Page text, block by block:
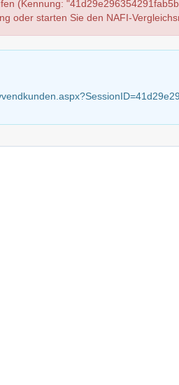
(Kennung:
oder starten Sie den NAFI-